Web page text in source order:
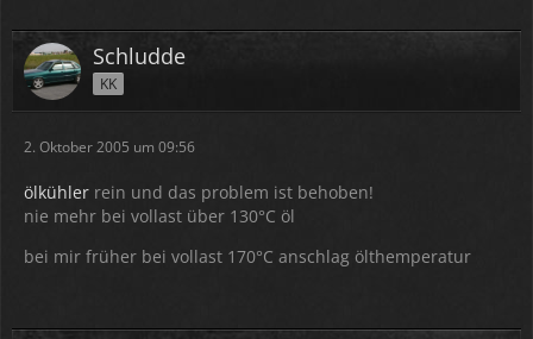
Schludde
KK
2. Oktober 2005 um 09:56
ölkühler rein und das problem ist behoben!
nie mehr bei vollast über 130°C öl
bei mir früher bei vollast 170°C anschlag ölthemperatur